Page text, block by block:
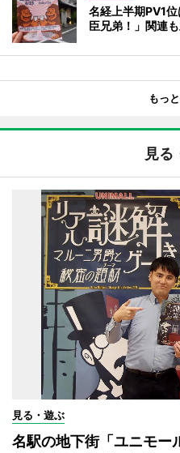
名経上半期PV1
臣兄弟！」関連
もっ
見る
見る・遊ぶ
名駅の地下街「ユニモー